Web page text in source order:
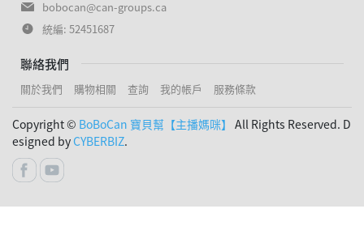
bobocan@can-groups.ca
統編: 52451687
聯絡我們
關於我們 購物相關 查詢 我的帳戶 服務條款
Copyright © BoBoCan 寶貝幫【主播媽咪】 All Rights Reserved. D
esigned byCYBERBIZ.